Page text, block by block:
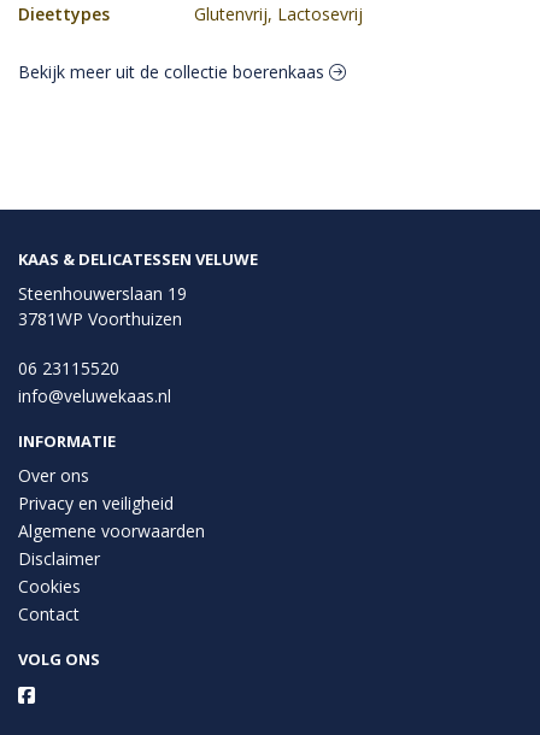
Dieettypes
Glutenvrij, Lactosevrij
Bekijk meer uit de collectie boerenkaas
KAAS & DELICATESSEN VELUWE
Steenhouwerslaan 19
3781WP Voorthuizen
06 23115520
info@veluwekaas.nl
INFORMATIE
Over ons
Privacy en veiligheid
Algemene voorwaarden
Disclaimer
Cookies
Contact
VOLG ONS